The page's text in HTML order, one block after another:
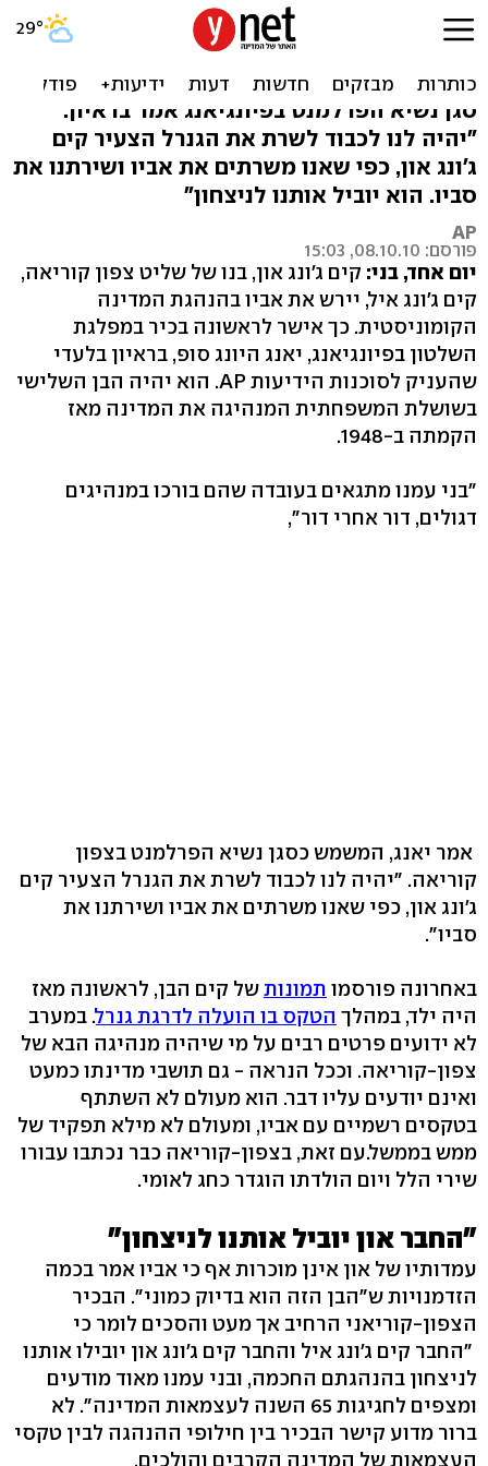
צפון קוריאה מאשרת: קים
ג'וניור יירש את השלטון
סגן נשיא הפרלמנט בפיונגיאנג אמר בראיון:
"יהיה לנו לכבוד לשרת את הגנרל הצעיר קים
ג'ונג און, כפי שאנו משרתים את אביו ושירתנו את
סביו. הוא יוביל אותנו לניצחון"
AP
פורסם: 08.10.10, 15:03
יום אחד, בני: קים ג'ונג און, בנו של שליט צפון קוריאה,
קים ג'ונג איל, יירש את אביו בהנהגת המדינה
הקומוניסטית. כך אישר לראשונה בכיר במפלגת
השלטון בפיונגיאנג, יאנג היונג סופ, בראיון בלעדי
שהעניק לסוכנות הידיעות AP. הוא יהיה הבן השלישי
בשושלת המשפחתית המנהיגה את המדינה מאז
הקמתה ב-1948.
"בני עמנו מתגאים בעובדה שהם בורכו במנהיגים
דגולים, דור אחרי דור",
אמר יאנג, המשמש כסגן נשיא הפרלמנט בצפון
קוריאה. "יהיה לנו לכבוד לשרת את הגנרל הצעיר קים
ג'ונג און, כפי שאנו משרתים את אביו ושירתנו את
סביו".
באחרונה פורסמו תמונותשל קים הבן, לראשונה מאז
היה ילד, במהלך הטקס בו הועלה לדרגת גנרל. במערב
לא ידועים פרטים רבים על מי שיהיה מנהיגה הבא של
צפון-קוריאה. וככל הנראה - גם תושבי מדינתו כמעט
ואינם יודעים עליו דבר. הוא מעולם לא השתתף
בטקסים רשמיים עם אביו, ומעולם לא מילא תפקיד של
ממש בממשל.עם זאת, בצפון-קוריאה כבר נכתבו עבורו
שירי הלל ויום הולדתו הוגדר כחג לאומי.
"החבר און יוביל אותנו לניצחון"
עמדותיו של און אינן מוכרות אף כי אביו אמר בכמה
הזדמנויות ש"הבן הזה הוא בדיוק כמוני". הבכיר
הצפון-קוריאני הרחיב אך מעט והסכים לומר כי
"החבר קים ג'ונג איל והחבר קים ג'ונג און יובילו אותנו
לניצחון בהנהגתם החכמה, ובני עמנו מאוד מודעים
ומצפים לחגיגות 65 השנה לעצמאות המדינה". לא
ברור מדוע קישר הבכיר בין חילופי ההנהגה לבין טקסי
העצמאות של המדינה הקרבים והולכים.